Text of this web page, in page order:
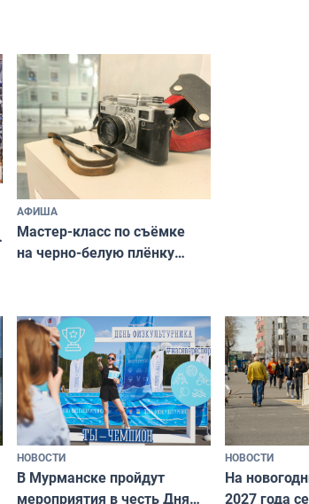
АФИША
Мастер-класс по съёмке
на черно-белую плёнку
НОВОСТИ
В Мурманске пройдут
мероприятия в честь Дня
НОВОСТИ
На
2027 года